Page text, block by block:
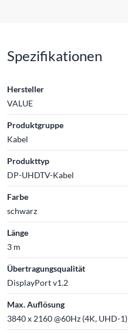
Spezifikationen
Hersteller
VALUE
Produktgruppe
Kabel
Produkttyp
DP-UHDTV-Kabel
Farbe
schwarz
Länge
3 m
Übertragungsqualität
DisplayPort v1.2
Max. Auflösung
3840 x 2160 @60Hz (4K, UHD-1)